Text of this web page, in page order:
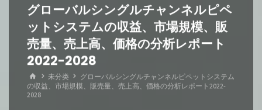
グローバルシングルチャンネルピペ
ットシステムの収益、市場規模、販
売量、売上高、価格の分析レポート
2022-2028
ホ
ー
ム
未分类
グローバルシングルチャンネルピペットシステム
の収益、市場規模、販売量、売上高、価格の分析レポート2022-
2028